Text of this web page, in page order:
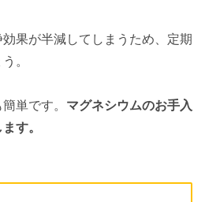
果が半減してしまうため、定期
。
単です。 マグネシウムのお手入
す。